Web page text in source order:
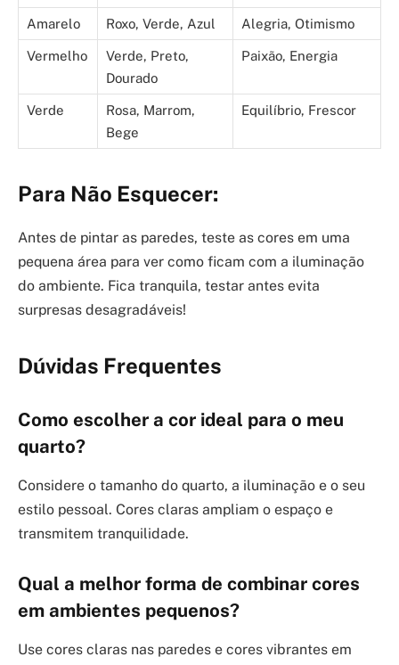
Amarelo Roxo, Verde, Azul Alegria, Otimismo
Vermelho
Verde, Preto,
Dourado
Paixão, Energia
Verde
Rosa, Marrom,
Bege
Equilíbrio, Frescor
Para Não Esquecer:
Antes de pintar as paredes, teste as cores em uma
pequena área para ver como ficam com a iluminação
do ambiente. Fica tranquila, testar antes evita
surpresas desagradáveis!
Dúvidas Frequentes
Como escolher a cor ideal para o meu
quarto?
Considere o tamanho do quarto, a iluminação e o seu
estilo pessoal. Cores claras ampliam o espaço e
transmitem tranquilidade.
Qual a melhor forma de combinar cores
em ambientes pequenos?
Use cores claras nas paredes e cores vibrantes em